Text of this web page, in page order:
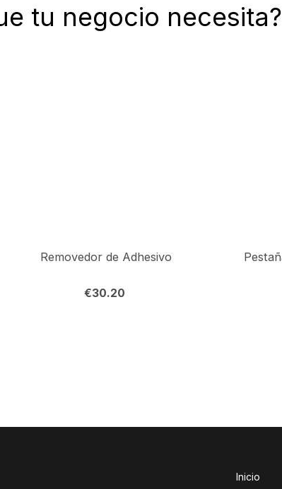
tu negocio necesita?
Removedor de Adhesivo
€30.20
Inicio